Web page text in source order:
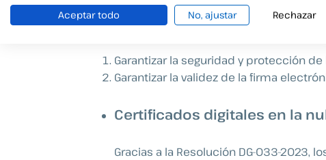
ElDecreto Ejecutivo 13-2023y la
prestados de certificados
Garantizar la seguridad y protección
Garantizar la validez de la firma
Certificados digitales en la
Gracias a la Resolución DG-033-
Aceptar todo No, ajustar Rechazar